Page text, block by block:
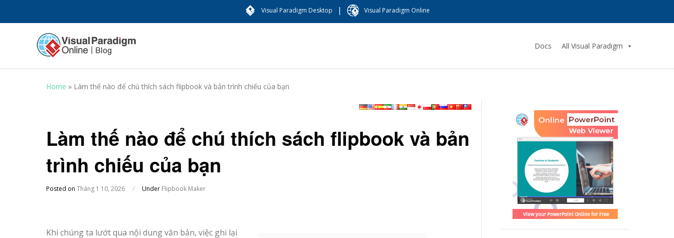
Visual Paradigm Desktop | Visual Paradigm Online
Docs All Visual Paradigm
Home » Làm thế nào để chú thích sách flipbook và bản trình chiếu của bạn
Làm thế nào để chú thích sách flipbook và bản
trình chiếu của bạn
Posted on Tháng 1 10, 2026 / Under Flipbook Maker
Khi chúng ta lướt qua nội dung văn bản, việc ghi lại